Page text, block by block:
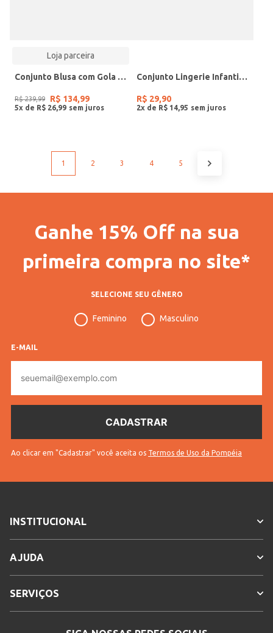
Loja parceira
Conjunto Blusa com Gola e Saia Trick Nick Branco
R$ 239,99 R$ 134,99
5x de R$ 26 99
Conjunto Lingerie Infantil Para Menina - AZUL
R$ 29,90
2x de R$ 14 95
1 2 3 4 5
Ganhe 15% Off na sua
primeira compra no site*
SELECIONE SEU GÊNERO
Feminino Masculino
E-MAIL
mail
Ao clicar em "Cadastrar" você aceita os Termos de Uso da Pompéia
INSTITUCIONAL
AJUDA
SERVIÇOS